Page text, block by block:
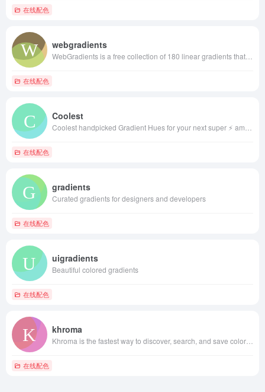
在线配色
webgradients
在线配色
Coolest
在线配色
gradients
Curated gradients for designers and developers
在线配色
uigradients
Beautiful colored gradients
在线配色
khroma
在线配色